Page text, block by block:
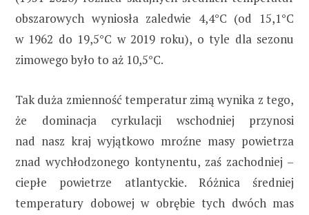
obszarowych wyniosła zaledwie 4,4°C (od 15,1°C
w 1962 do 19,5°C w 2019 roku), o tyle dla sezonu
zimowego było to aż 10,5°C.
Tak duża zmienność temperatur zimą wynika z tego,
że dominacja cyrkulacji wschodniej przynosi
nad nasz kraj wyjątkowo mroźne masy powietrza
znad wychłodzonego kontynentu, zaś zachodniej –
ciepłe powietrze atlantyckie. Różnica średniej
temperatury dobowej w obrębie tych dwóch mas